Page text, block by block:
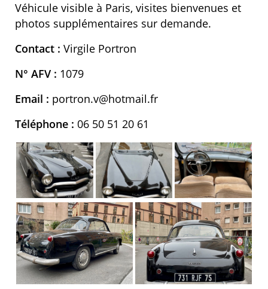
Véhicule visible à Paris, visites bienvenues et
photos supplémentaires sur demande.
Contact : Virgile Portron
N° AFV : 1079
Email : portron.v@hotmail.fr
Téléphone : 06 50 51 20 61